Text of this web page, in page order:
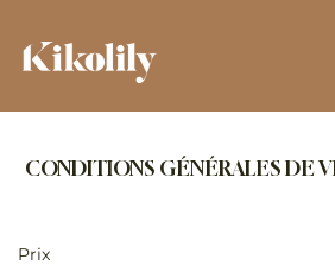
CONDITIONS GÉNÉRALES DE
Prix